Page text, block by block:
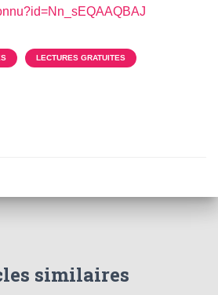
LECTURES GRATUITES
similaires